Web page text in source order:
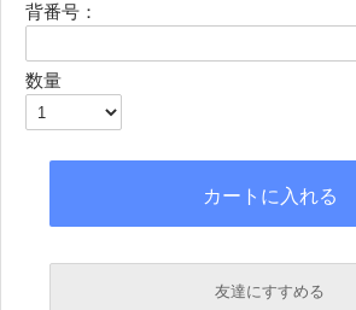
背番号：
数量
友達にすすめる